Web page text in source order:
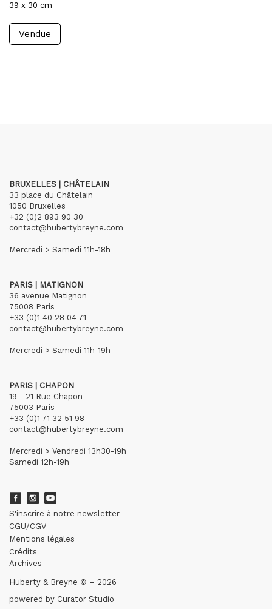
39 x 30 cm
Vendue
BRUXELLES | CHÂTELAIN
33 place du Châtelain
1050 Bruxelles
+32 (0)2 893 90 30
contact@hubertybreyne.com
Mercredi > Samedi 11h-18h
PARIS | MATIGNON
36 avenue Matignon
75008 Paris
+33 (0)1 40 28 04 71
contact@hubertybreyne.com
Mercredi > Samedi 11h-19h
PARIS | CHAPON
19 - 21 Rue Chapon
75003 Paris
+33 (0)1 71 32 51 98
contact@hubertybreyne.com
Mercredi > Vendredi 13h30-19h
Samedi 12h-19h
S'inscrire à notre newsletter
CGU/CGV
Mentions légales
Crédits
Archives
Huberty & Breyne © – 2026
powered by Curator Studio